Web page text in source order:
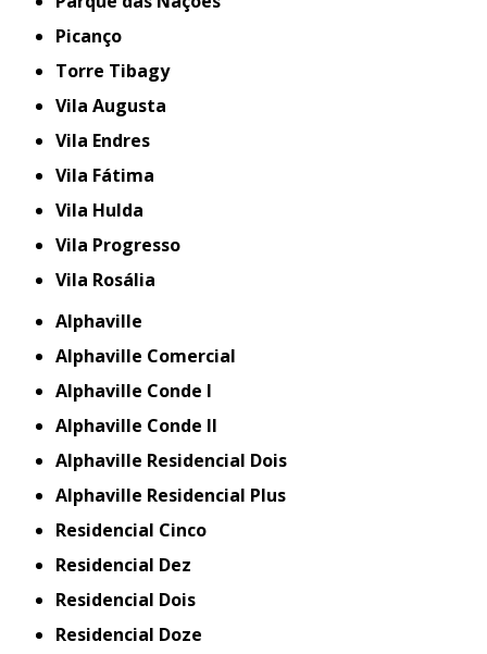
Picanço
Torre Tibagy
Vila Augusta
Vila Endres
Vila Fátima
Vila Hulda
Vila Progresso
Vila Rosália
Alphaville
Alphaville Comercial
Alphaville Conde I
Alphaville Conde II
Alphaville Residencial Dois
Alphaville Residencial Plus
Residencial Cinco
Residencial Dez
Residencial Dois
Residencial Doze